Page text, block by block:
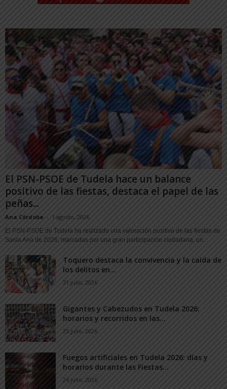
El PSN-PSOE de Tudela hace un balance
positivo de las fiestas, destaca el papel de las
peñas...
Ana Córdoba - 1 agosto, 2026
El PSN-PSOE de Tudela ha realizado una valoración positiva de las fiestas de
Santa Ana de 2026, marcadas por una gran participación ciudadana, un...
Toquero destaca la convivencia y la caída de
los delitos en...
31 julio, 2026
Gigantes y Cabezudos en Tudela 2026:
horarios y recorridos en las...
25 julio, 2026
Fuegos artificiales en Tudela 2026: días y
horarios durante las Fiestas...
24 julio, 2026